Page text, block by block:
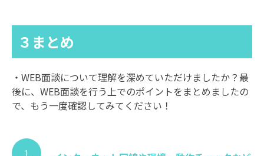
３まとめ
・WEB面談について理解を深めていただけましたか？最
後に、WEB面談を行う上でのポイントをまとめましたの
で、もう一度確認してみてください！
１